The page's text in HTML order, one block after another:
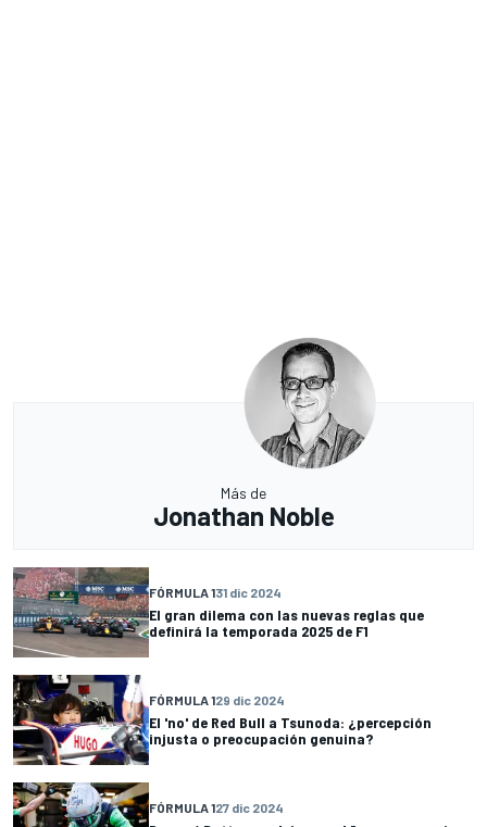
Más de
Jonathan Noble
FÓRMULA 131 dic 2024
El gran dilema con las nuevas reglas que
definirá la temporada 2025 de F1
FÓRMULA 129 dic 2024
El 'no' de Red Bull a Tsunoda: ¿percepción
injusta o preocupación genuina?
FÓRMULA 127 dic 2024